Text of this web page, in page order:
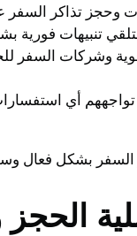
وشركات
أي
السفر بشكل فعال
الحجز